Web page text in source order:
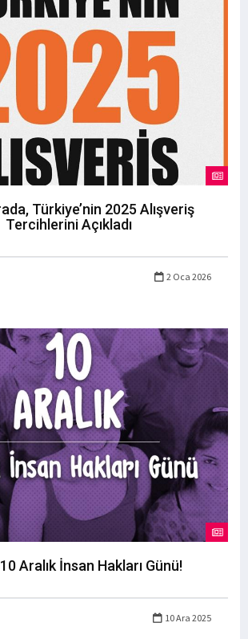
Türkiye’nin 2025 Alışveriş
Tercihlerini Açıkladı
2 Oca 2026
Aralık İnsan Hakları Günü!
10 Ara 2025